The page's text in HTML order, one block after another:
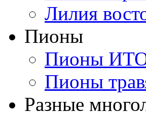
Лилия
Пионы
Пионы
Пионы
Разные